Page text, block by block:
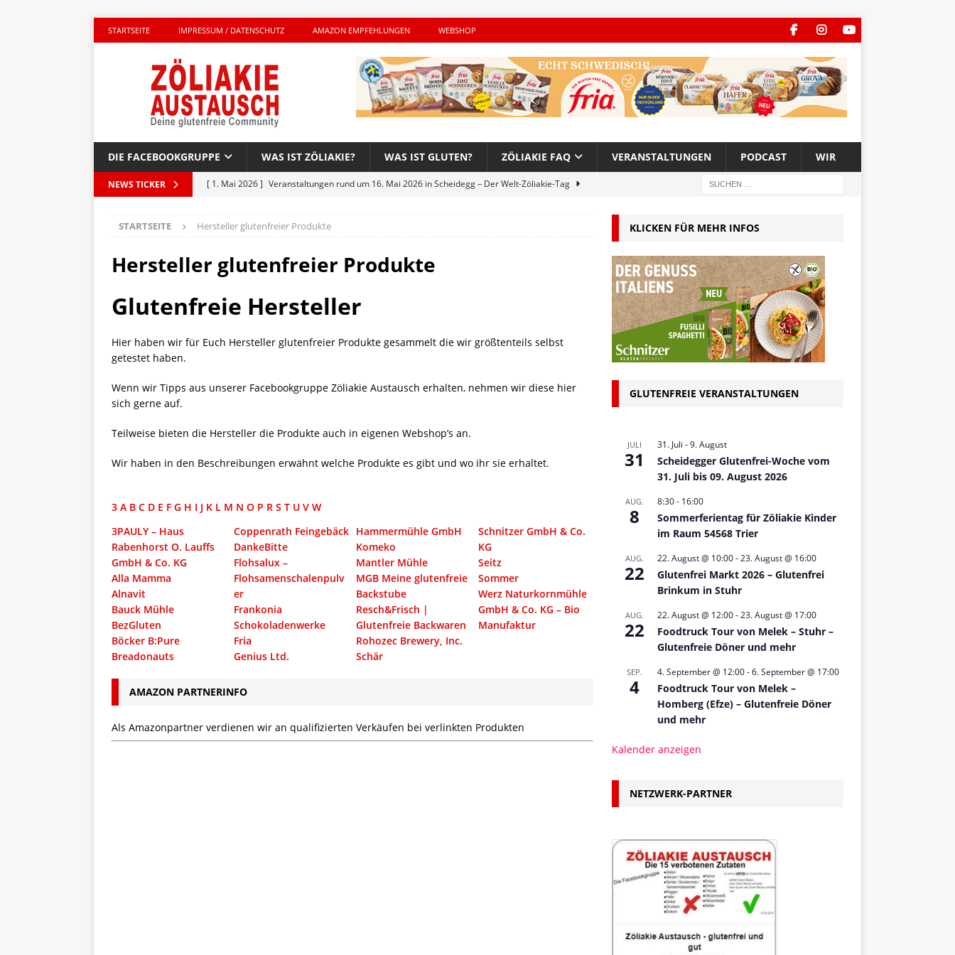
STARTSEITE IMPRESSUM / DATENSCHUTZ AMAZON EMPFEHLUNGEN WEBSHOP
DIE FACEBOOKGRUPPE WAS IST ZÖLIAKIE? WAS IST GLUTEN? ZÖLIAKIE FAQ VERANSTALTUNGEN PODCAST WIR
NEWS TICKER [ 1. Mai 2026 ] Veranstaltungen rund um 16. Mai 2026 in Scheidegg – Der Welt-Zöliakie-Tag
[ 27. April 2026 ] Komplett glutenfreie Woche bei Hans im Glück – Es geht auch 2026 weiter!
AKTIONEN
[ 23. April 2026 ]
PRODUKTTEST
STARTSEITE Hersteller glutenfreier Produkte
Hersteller glutenfreier Produkte
Glutenfreie Hersteller
Hier haben wir für Euch Hersteller glutenfreier Produkte gesammelt die wir größtenteils selbst
getestet haben.
Wenn wir Tipps aus unserer Facebookgruppe Zöliakie Austausch erhalten, nehmen wir diese hier
sich gerne auf.
Teilweise bieten die Hersteller die Produkte auch in eigenen Webshop’s an.
Wir haben in den Beschreibungen erwähnt welche Produkte es gibt und wo ihr sie erhaltet.
3 A B C D E F G H I J K L M N O P R S T U V W
3PAULY – Haus
Rabenhorst O. Lauffs
GmbH & Co. KG
Alla Mamma
Alnavit
Bauck Mühle
BezGluten
Böcker B:Pure
Breadonauts
Coppenrath Feingebäck
DankeBitte
Flohsalux –
Flohsamenschalenpulv
er
Frankonia
Schokoladenwerke
Fria
Genius Ltd.
Hammermühle GmbH
Komeko
Mantler Mühle
MGB Meine glutenfreie
Backstube
Resch&Frisch |
Glutenfreie Backwaren
Rohozec Brewery, Inc.
Schär
Schnitzer GmbH & Co.
KG
Seitz
Sommer
Werz Naturkornmühle
GmbH & Co. KG – Bio
Manufaktur
AMAZON PARTNERINFO
Als Amazonpartner verdienen wir an qualifizierten Verkäufen bei verlinkten Produkten
KLICKEN FÜR MEHR INFOS
GLUTENFREIE VERANSTALTUNGEN
JULI
31
31. Juli -9. August
Scheidegger Glutenfrei-Woche vom
31. Juli bis 09. August 2026
AUG.
8
8:30- 16:00
Sommerferientag für Zöliakie Kinder
im Raum 54568 Trier
AUG.
22
22. August @ 10:00-23. August @ 16:00
Glutenfrei Markt 2026 – Glutenfrei
Brinkum in Stuhr
AUG.
22
22. August @ 12:00-23. August @ 17:00
Foodtruck Tour von Melek – Stuhr –
Glutenfreie Döner und mehr
SEP.
4
4. September @ 12:00-6. September @ 17:00
Foodtruck Tour von Melek –
Homberg (Efze) – Glutenfreie Döner
und mehr
Kalender anzeigen
NETZWERK-PARTNER